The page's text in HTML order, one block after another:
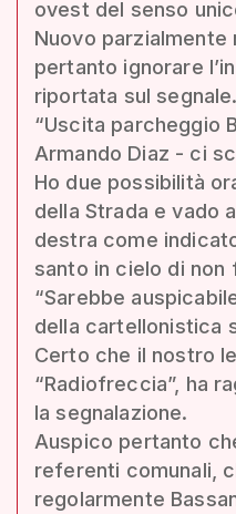
ovest del senso
Nuovo
pertanto ignorare
riportata sul segnale.
“Uscita parcheggio
Armando Diaz - ci
Ho due possibilità
della Strada e vado
destra come
santo in cielo di non
“Sarebbe
della cartellonistica
Certo che il nostro
“Radiofreccia”, ha
la segnalazione.
Auspico pertanto
referenti comunali,
regolarmente